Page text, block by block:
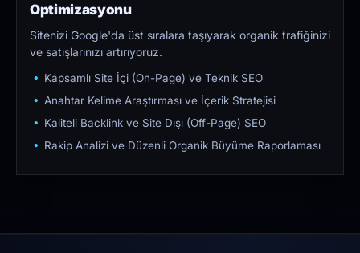
Optimizasyonu
Sitenizi Google'da üst sıralara taşıyarak organik trafiğinizi
ve satışlarınızı artırıyoruz.
Kapsamlı Site İçi (On-Page) ve Teknik SEO
Anahtar Kelime Araştırması ve İçerik Stratejisi
Kaliteli Backlink ve Site Dışı (Off-Page) SEO
Rakip Analizi ve Düzenli Organik Büyüme Raporlaması